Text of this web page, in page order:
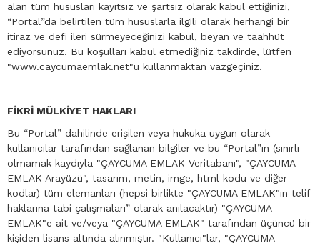
alan tüm hususları kayıtsız ve şartsız olarak kabul ettiğinizi,
“Portal”da belirtilen tüm hususlarla ilgili olarak herhangi bir
itiraz ve defi ileri sürmeyeceğinizi kabul, beyan ve taahhüt
ediyorsunuz. Bu koşulları kabul etmediğiniz takdirde, lütfen
"www.caycumaemlak.net"u kullanmaktan vazgeçiniz.
FİKRİ MÜLKİYET HAKLARI
Bu “Portal” dahilinde erişilen veya hukuka uygun olarak
kullanıcılar tarafından sağlanan bilgiler ve bu “Portal”ın (sınırlı
olmamak kaydıyla "ÇAYCUMA EMLAK Veritabanı", "ÇAYCUMA
EMLAK Arayüzü", tasarım, metin, imge, html kodu ve diğer
kodlar) tüm elemanları (hepsi birlikte "ÇAYCUMA EMLAK"ın telif
haklarına tabi çalışmaları” olarak anılacaktır) "ÇAYCUMA
EMLAK"e ait ve/veya "ÇAYCUMA EMLAK" tarafından üçüncü bir
kişiden lisans altında alınmıştır. "Kullanıcı"lar, "ÇAYCUMA